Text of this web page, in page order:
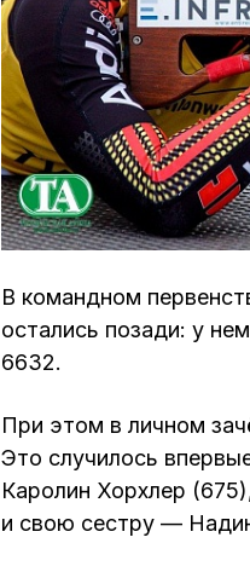
В командном
остались позади: у
6632.
При этом в личном
Это случилось
Каролин Хорхлер
и свою сестру —